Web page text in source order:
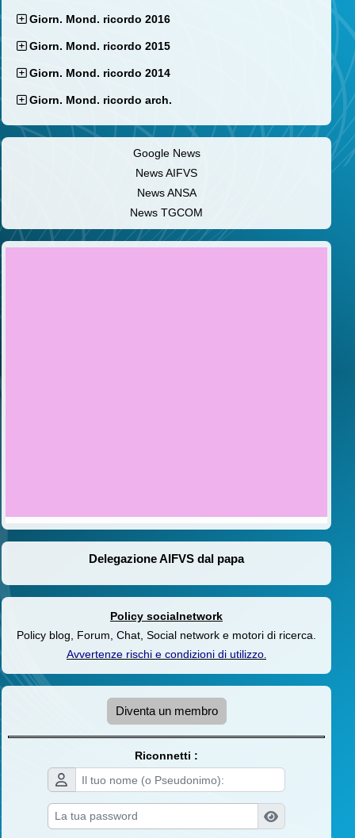
Giorn. Mond. ricordo 2016
Giorn. Mond. ricordo 2015
Giorn. Mond. ricordo 2014
Giorn. Mond. ricordo arch.
Google News
News AIFVS
News ANSA
News TGCOM
Delegazione AIFVS dal papa
Policy socialnetwork
Policy blog, Forum, Chat, Social network e motori di ricerca.
Avvertenze rischi e condizioni di utilizzo.
Diventa un membro
Riconnetti :